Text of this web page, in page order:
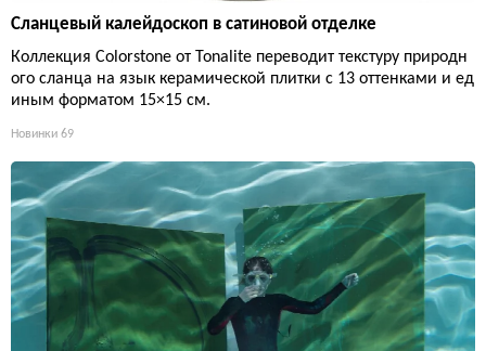
Сланцевый калейдоскоп в сатиновой отделке
Коллекция Colorstone от Tonalite переводит текстуру природн
ого сланца на язык керамической плитки с 13 оттенками и ед
иным форматом 15×15 см.
Новинки 69